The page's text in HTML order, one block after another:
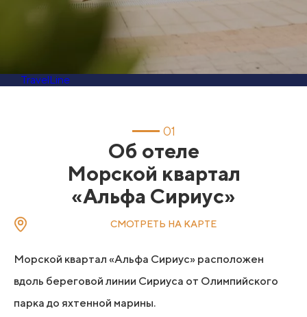
TravelLine
01
Об отеле
Морской квартал
«Альфа Сириус»
СМОТРЕТЬ НА КАРТЕ
Морской квартал «Альфа Сириус» расположен
вдоль береговой линии Сириуса от Олимпийского
парка до яхтенной марины.